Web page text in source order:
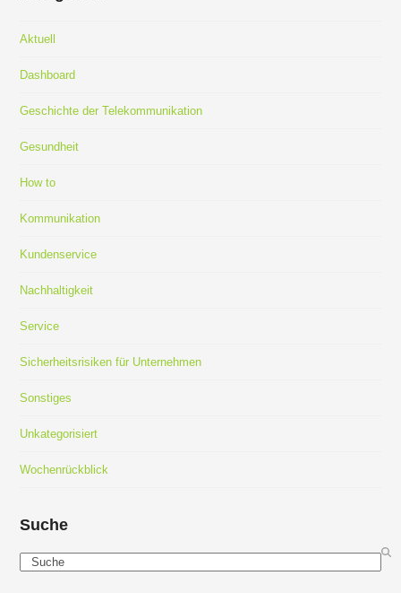
Aktuell
Dashboard
Geschichte der Telekommunikation
Gesundheit
How to
Kommunikation
Kundenservice
Nachhaltigkeit
Service
Sicherheitsrisiken für Unternehmen
Sonstiges
Unkategorisiert
Wochenrückblick
Suche
Search